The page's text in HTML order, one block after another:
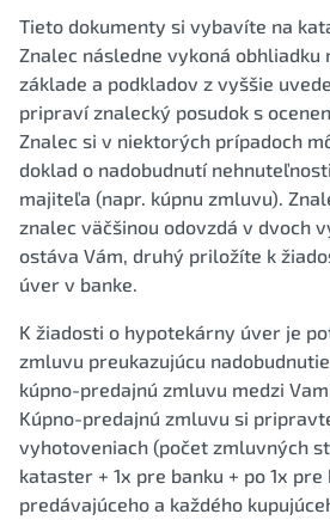
Tieto dokumenty si vybavíte na
Znalec následne vykoná obhliadku
základe a podkladov z vyššie
pripraví znalecký posudok s
Znalec si v niektorých prípadoch
doklad o nadobudnutí
majiteľa (napr. kúpnu zmluvu).
znalec väčšinou odovzdá v dvoch
ostáva Vám, druhý priložíte k
úver v banke.
K žiadosti o hypotekárny úver je
zmluvu preukazujúcu
kúpno-predajnú zmluvu medzi
Kúpno-predajnú zmluvu si
vyhotoveniach (počet zmluvných
kataster + 1x pre banku + po 1x pre
predávajúceho a každého